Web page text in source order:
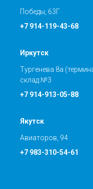
Победы, 63Г
+7 914-119-43-68
Иркутск
Тургенева 8а
склад №3
+7 914-913-05-88
Якутск
Авиаторов, 94
+7 983-310-54-61